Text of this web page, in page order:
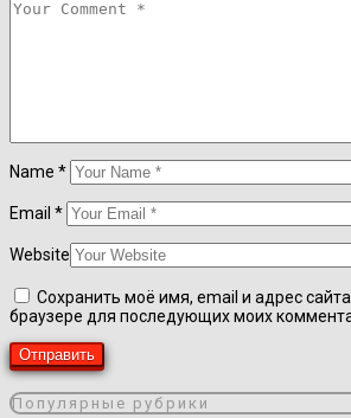
Name *
Email *
Website
Сохранить моё имя, email и адрес
браузере для последующих моих
Популярные рубрики